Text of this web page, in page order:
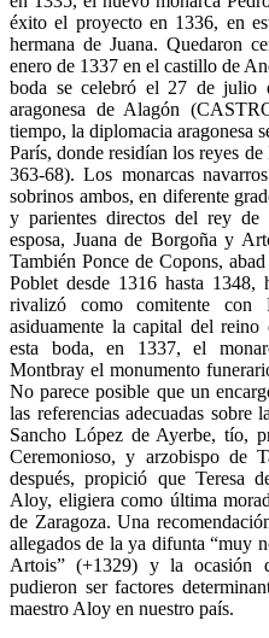
éxito el proyecto en 1336, en
hermana de Juana. Quedaron
enero de 1337 en el castillo de
boda se celebró el 27 de julio
aragonesa de Alagón
tiempo, la diplomacia aragonesa
París, donde residían los reyes
363-68). Los monarcas
sobrinos ambos, en diferente
y parientes directos del rey
esposa, Juana de Borgoña y
También Ponce de Copons,
Poblet desde 1316 hasta 1348,
rivalizó como comitente con
asiduamente la capital del reino
esta boda, en 1337, el
Montbray el monumento
No parece posible que un
las referencias adecuadas
Sancho López de Ayerbe, tío,
Ceremonioso, y arzobispo de
después, propició que Teresa
Aloy, eligiera como última
de Zaragoza. Una
allegados de la ya difunta “muy
Artois” (+1329) y la ocasión
pudieron ser factores
maestro Aloy en nuestro país.